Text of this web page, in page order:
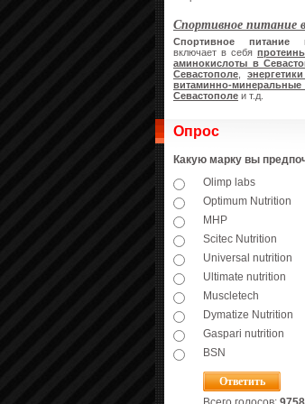
Спортивное питание
Спортивное питание
включает в себя
аминокислоты в
Севастополе
витаминно-
Севастополе и т.д.
Опрос
Какую марку вы
Olimp labs
Optimum Nutrition
MHP
Scitec Nutrition
Universal nutrition
Ultimate nutrition
Muscletech
Dymatize Nutrition
Gaspari nutrition
BSN